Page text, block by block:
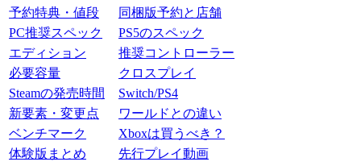
予約特典・値段
同梱版予約と店舗
PC推奨スペック
PS5のスペック
エディション
推奨コントローラー
必要容量
クロスプレイ
Steamの発売時間
Switch/PS4
新要素・変更点
ワールドとの違い
ベンチマーク
Xboxは買うべき？
体験版まとめ
先行プレイ動画